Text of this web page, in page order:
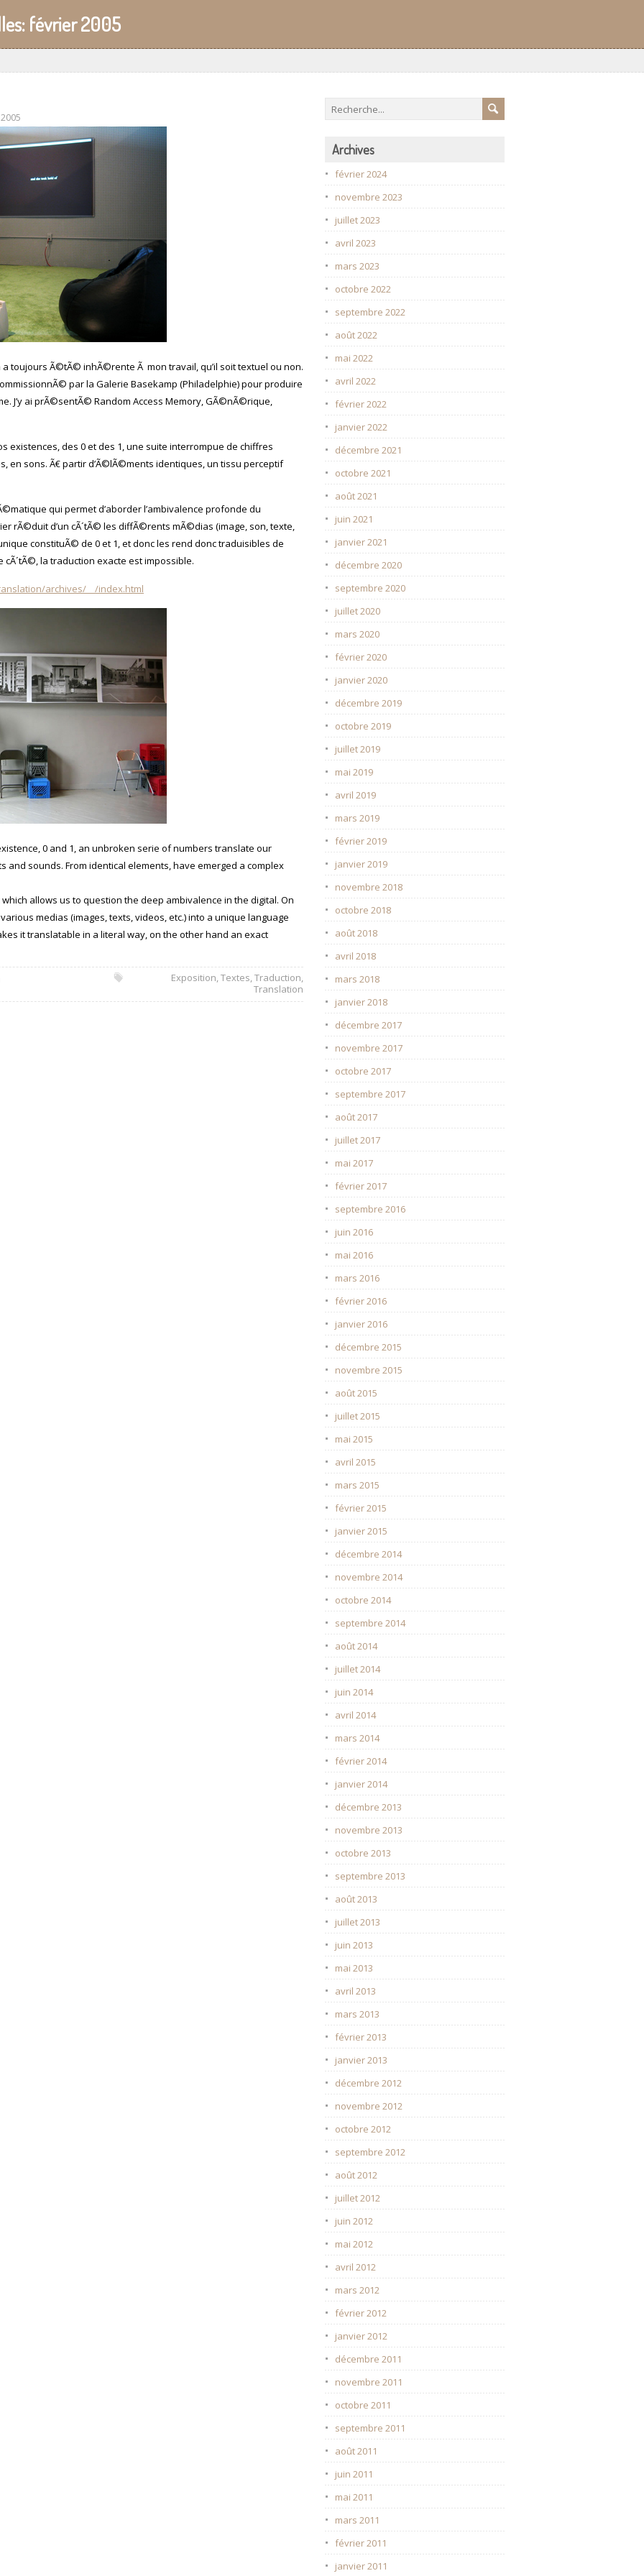
février 2005
toujours Ã©tÃ© inhÃ©rente Ã mon travail, qu’il soit textuel ou non.
par la Galerie Basekamp (Philadelphie) pour produire
J’y ai prÃ©sentÃ© Random Access Memory, GÃ©nÃ©rique,
existences, des 0 et des 1, une suite interrompue de chiffres
en sons. Ã€ partir d’Ã©lÃ©ments identiques, un tissu perceptif
qui permet d’aborder l’ambivalence profonde du
rÃ©duit d’un cÃ´tÃ© les diffÃ©rents mÃ©dias (image, son, texte,
constituÃ© de 0 et 1, et donc les rend donc traduisibles de
cÃ´tÃ©, la traduction exacte est impossible.
archives/__/index.html
0 and 1, an unbroken serie of numbers translate our
and sounds. From identical elements, have emerged a complex
allows us to question the deep ambivalence in the digital. On
medias (images, texts, videos, etc.) into a unique language
it translatable in a literal way, on the other hand an exact
Exposition,Textes,Traduction,
Translation
Archives
février 2024
novembre 2023
juillet 2023
avril 2023
mars 2023
octobre 2022
septembre 2022
août 2022
mai 2022
avril 2022
février 2022
janvier 2022
décembre 2021
octobre 2021
août 2021
juin 2021
janvier 2021
décembre 2020
septembre 2020
juillet 2020
mars 2020
février 2020
janvier 2020
décembre 2019
octobre 2019
juillet 2019
mai 2019
avril 2019
mars 2019
février 2019
janvier 2019
novembre 2018
octobre 2018
août 2018
avril 2018
mars 2018
janvier 2018
décembre 2017
novembre 2017
octobre 2017
septembre 2017
août 2017
juillet 2017
mai 2017
février 2017
septembre 2016
juin 2016
mai 2016
mars 2016
février 2016
janvier 2016
décembre 2015
novembre 2015
août 2015
juillet 2015
mai 2015
avril 2015
mars 2015
février 2015
janvier 2015
décembre 2014
novembre 2014
octobre 2014
septembre 2014
août 2014
juillet 2014
juin 2014
avril 2014
mars 2014
février 2014
janvier 2014
décembre 2013
novembre 2013
octobre 2013
septembre 2013
août 2013
juillet 2013
juin 2013
mai 2013
avril 2013
mars 2013
février 2013
janvier 2013
décembre 2012
novembre 2012
octobre 2012
septembre 2012
août 2012
juillet 2012
juin 2012
mai 2012
avril 2012
mars 2012
février 2012
janvier 2012
décembre 2011
novembre 2011
octobre 2011
septembre 2011
août 2011
juin 2011
mai 2011
mars 2011
février 2011
janvier 2011